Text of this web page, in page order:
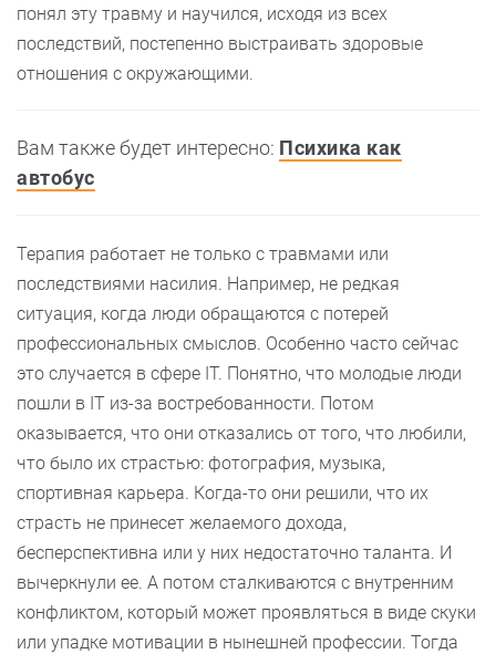
понял эту травму и научился, исходя из всех
последствий, постепенно выстраивать здоровые
отношения с окружающими.
Вам также будет интересно: Психика как
автобус
Терапия работает не только с травмами или
последствиями насилия. Например, не редкая
ситуация, когда люди обращаются с потерей
профессиональных смыслов. Особенно часто сейчас
это случается в сфере IT. Понятно, что молодые люди
пошли в IT из-за востребованности. Потом
оказывается, что они отказались от того, что любили,
что было их страстью: фотография, музыка,
спортивная карьера. Когда-то они решили, что их
страсть не принесет желаемого дохода,
бесперспективна или у них недостаточно таланта. И
вычеркнули ее. А потом сталкиваются с внутренним
конфликтом, который может проявляться в виде скуки
или упадке мотивации в нынешней профессии. Тогда